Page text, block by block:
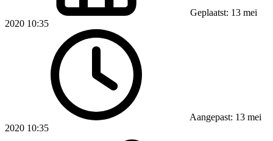
Geplaatst: 13 mei
2020 10:35
Aangepast: 13 mei
2020 10:35